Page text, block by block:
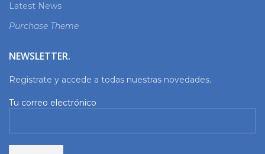
Latest News
Purchase Theme
NEWSLETTER.
Registrate y accede a todas nuestras novedades.
Tu correo electrónico